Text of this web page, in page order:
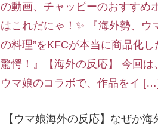
の動画、チャッピーのおすすめ
はこれだにゃ！✨ 『海外勢、ウ
の料理”をKFCが本当に商品化し
驚愕！』【海外の反応】 今回は
ウマ娘のコラボで、作品をイ […]
【ウマ娘海外の反応】なぜか海